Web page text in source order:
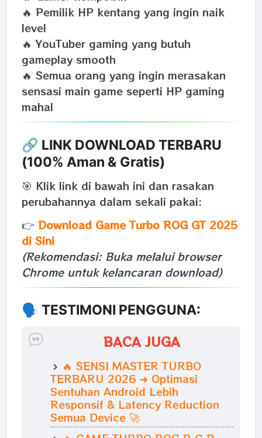
🔥 Pemilik HP kentang yang ingin naik
level
🔥 YouTuber gaming yang butuh
gameplay smooth
🔥 Semua orang yang ingin merasakan
sensasi main game seperti HP gaming
mahal
🔗 LINK DOWNLOAD TERBARU
(100% Aman & Gratis)
🎯 Klik link di bawah ini dan rasakan
perubahannya dalam sekali pakai:
👉 Download Game Turbo ROG GT 2025
di Sini
(Rekomendasi: Buka melalui browser
Chrome untuk kelancaran download)
🗣️ TESTIMONI PENGGUNA:
BACA JUGA
🔥 SENSI MASTER TURBO
TERBARU 2026 ➜ Optimasi
Sentuhan Android Lebih
Responsif & Latency Reduction
Semua Device 🚀